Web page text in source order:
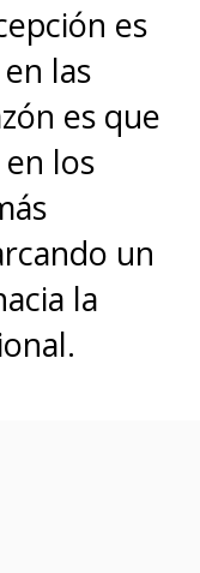
es
las
es que
los
un
la